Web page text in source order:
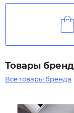
Товары
Все товары бренда